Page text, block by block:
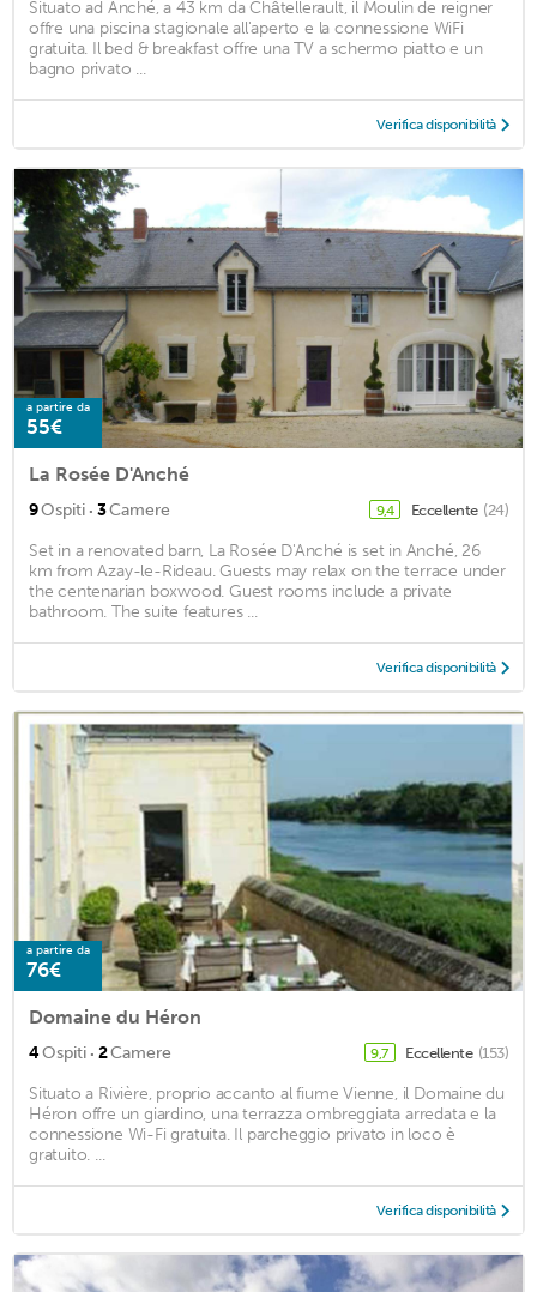
Situato ad Anché, a 43 km da Châtellerault, il Moulin de reigner
offre una piscina stagionale all'aperto e la connessione WiFi
gratuita. Il bed & breakfast offre una TV a schermo piatto e un
bagno privato ...
Verifica disponibilità
a partire da
55€
La Rosée D'Anché
9Ospiti · 3Camere 9,4 Eccellente (24)
Set in a renovated barn, La Rosée D'Anché is set in Anché, 26
km from Azay-le-Rideau. Guests may relax on the terrace under
the centenarian boxwood. Guest rooms include a private
bathroom. The suite features ...
Verifica disponibilità
a partire da
76€
Domaine du Héron
4Ospiti · 2Camere 9,7 Eccellente (153)
Situato a Rivière, proprio accanto al fiume Vienne, il Domaine du
Héron offre un giardino, una terrazza ombreggiata arredata e la
connessione Wi-Fi gratuita. Il parcheggio privato in loco è
gratuito. ...
Verifica disponibilità